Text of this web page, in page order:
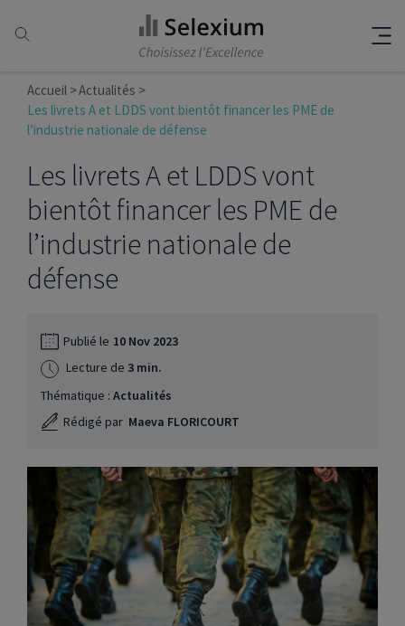
Accueil
Actualités
Les livrets A et LDDS vont bientôt financer les PME de
l’industrie nationale de défense
Les livrets A et LDDS vont
bientôt financer les PME de
l’industrie nationale de
défense
Publié le 10 Nov 2023
Lecture de 3 min.
Thématique : Actualités
Rédigé par Maeva FLORICOURT